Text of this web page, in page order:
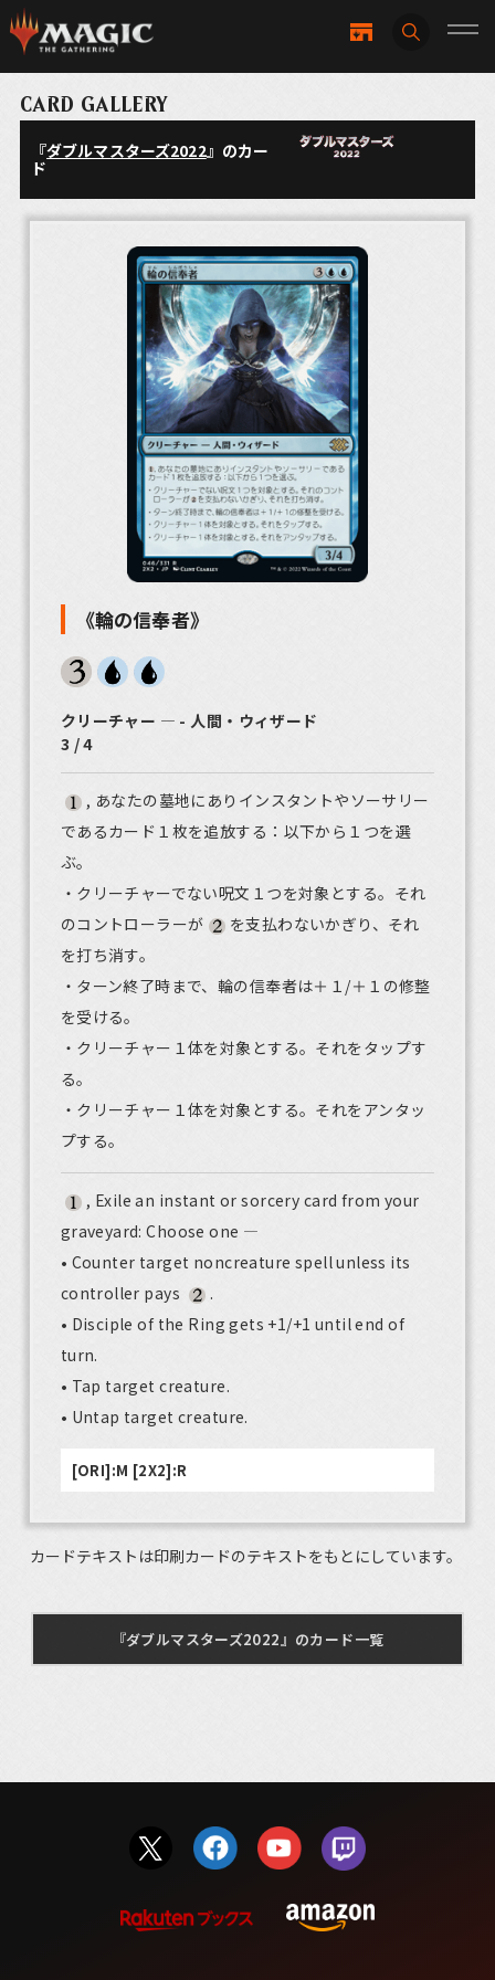
CARD GALLERY
『ダブルマスターズ2022』のカー
ド
《輪の信奉者》
クリーチャー ― - 人間・ウィザード
3 / 4
, あなたの墓地にありインスタントやソーサリー
であるカード１枚を追放する：以下から１つを選
ぶ。
・クリーチャーでない呪文１つを対象とする。それ
のコントローラーが
を支払わないかぎり、それ
を打ち消す。
・ターン終了時まで、輪の信奉者は＋１/＋１の修整
を受ける。
・クリーチャー１体を対象とする。それをタップす
る。
・クリーチャー１体を対象とする。それをアンタッ
プする。
, Exile an instant or sorcery card from your
graveyard: Choose one —
• Counter target noncreature spell unless its
controller pays
.
• Disciple of the Ring gets +1/+1 until end of
turn.
• Tap target creature.
• Untap target creature.
[ORI]:M [2X2]:R
カードテキストは印刷カードのテキストをもとにしています。
『ダブルマスターズ2022』のカード一覧